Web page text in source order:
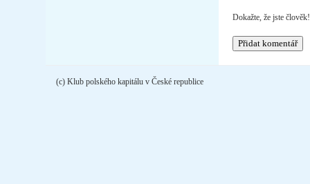
Dokažte, že jste
(c) Klub polského kapitálu v České republice